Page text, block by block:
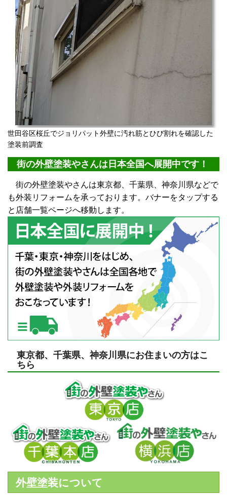
世田谷区桜丘でジョリパット外壁に汚れ筋とひび割れを確認した
塗装前調査
街の外壁塗装やさんは日本全国へ展開中です！
街の外壁塗装やさんは東京都、千葉県、神奈川県などで
も外装リフォームを承っております。バナーをタップする
と店舗一覧ページへ移動します。
東京都、千葉県、神奈川県にお住まいの方はこ
ちら
外壁塗装について